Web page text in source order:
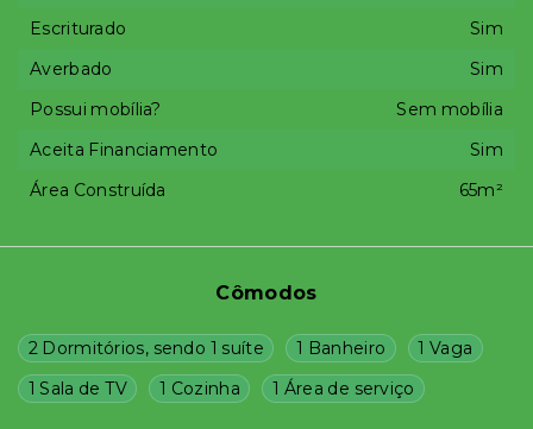
Cômodos
2 Dormitórios, sendo 1 suíte 1 Banheiro
1 Vaga
1 Sala de TV
1 Cozinha 1 Área de serviço
Escriturado
Sim
Averbado
Sim
Possui mobília?
Sem mobília
Aceita Financiamento
Sim
Área Construída
65m²